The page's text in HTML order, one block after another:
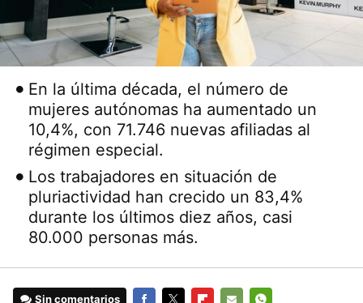
En la última década, el número de
mujeres autónomas ha aumentado un
10,4%, con 71.746 nuevas afiliadas al
régimen especial.
Los trabajadores en situación de
pluriactividad han crecido un 83,4%
durante los últimos diez años, casi
80.000 personas más.
Sin comentarios